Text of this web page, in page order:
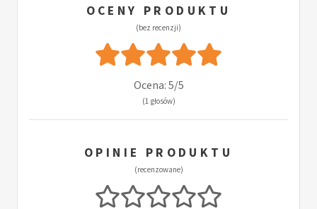
OCENY PRODUKTU
(bez recenzji)
Ocena: 5/5
(1 głosów)
OPINIE PRODUKTU
(recenzowane)